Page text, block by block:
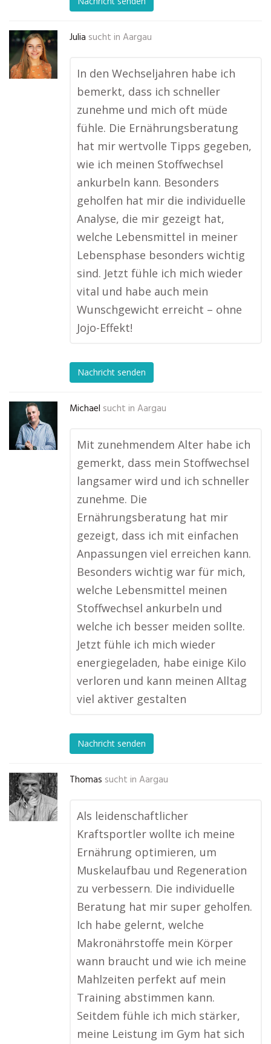
Julia sucht in Aargau
In den Wechseljahren habe ich
bemerkt, dass ich schneller
zunehme und mich oft müde
fühle. Die Ernährungsberatung
hat mir wertvolle Tipps gegeben,
wie ich meinen Stoffwechsel
ankurbeln kann. Besonders
geholfen hat mir die individuelle
Analyse, die mir gezeigt hat,
welche Lebensmittel in meiner
Lebensphase besonders wichtig
sind. Jetzt fühle ich mich wieder
vital und habe auch mein
Wunschgewicht erreicht – ohne
Jojo-Effekt!
Nachricht senden
Michael sucht in Aargau
Mit zunehmendem Alter habe ich
gemerkt, dass mein Stoffwechsel
langsamer wird und ich schneller
zunehme. Die
Ernährungsberatung hat mir
gezeigt, dass ich mit einfachen
Anpassungen viel erreichen kann.
Besonders wichtig war für mich,
welche Lebensmittel meinen
Stoffwechsel ankurbeln und
welche ich besser meiden sollte.
Jetzt fühle ich mich wieder
energiegeladen, habe einige Kilo
verloren und kann meinen Alltag
viel aktiver gestalten
Nachricht senden
Thomas sucht in Aargau
Als leidenschaftlicher
Kraftsportler wollte ich meine
Ernährung optimieren, um
Muskelaufbau und Regeneration
zu verbessern. Die individuelle
Beratung hat mir super geholfen.
Ich habe gelernt, welche
Makronährstoffe mein Körper
wann braucht und wie ich meine
Mahlzeiten perfekt auf mein
Training abstimmen kann.
Seitdem fühle ich mich stärker,
meine Leistung im Gym hat sich